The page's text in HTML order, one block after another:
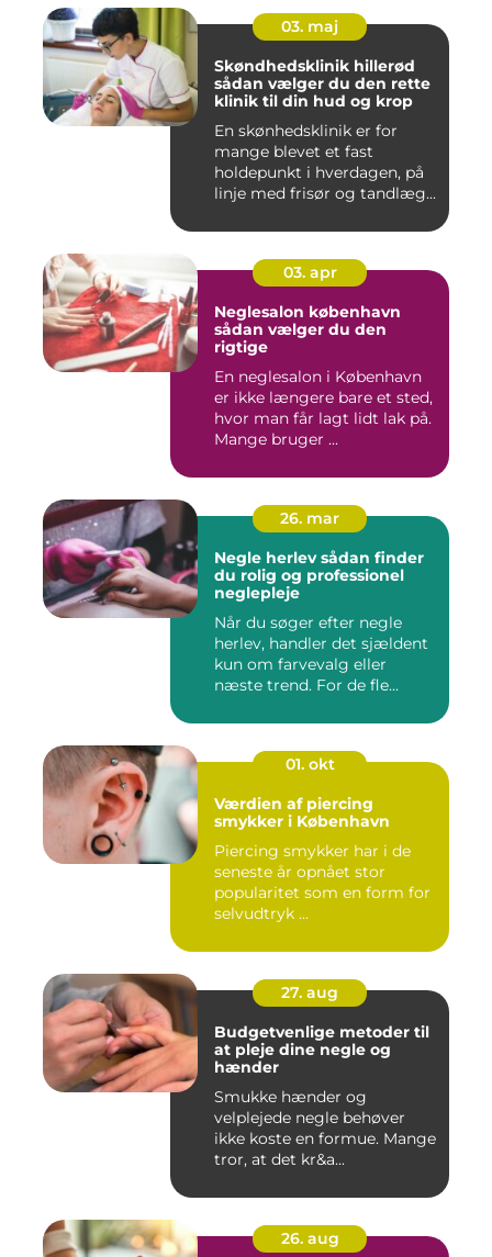
03. maj
Skøndhedsklinik hillerød
sådan vælger du den rette
klinik til din hud og krop
En skønhedsklinik er for
mange blevet et fast
holdepunkt i hverdagen, på
linje med frisør og tandlæg...
03. apr
Neglesalon københavn
sådan vælger du den
rigtige
En neglesalon i København
er ikke længere bare et sted,
hvor man får lagt lidt lak på.
Mange bruger ...
26. mar
Negle herlev sådan finder
du rolig og professionel
neglepleje
Når du søger efter negle
herlev, handler det sjældent
kun om farvevalg eller
næste trend. For de fle...
01. okt
Værdien af piercing
smykker i København
Piercing smykker har i de
seneste år opnået stor
popularitet som en form for
selvudtryk ...
27. aug
Budgetvenlige metoder til
at pleje dine negle og
hænder
Smukke hænder og
velplejede negle behøver
ikke koste en formue. Mange
tror, at det kr&a...
26. aug